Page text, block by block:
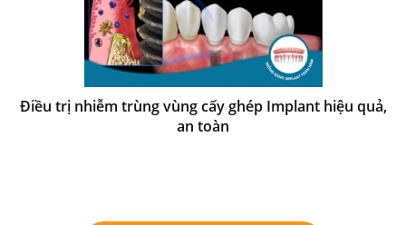
Điều trị nhiễm trùng vùng cấy ghép Implant hiệu quả,
an toàn